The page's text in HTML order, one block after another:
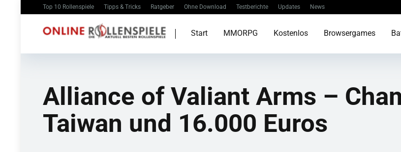
Top 10 Rollenspiele Tipps & Tricks Ratgeber Ohne Download Testberichte Updates News
Start MMORPG Kostenlos Browsergames
Alliance of Valiant Arms –
Taiwan und 16.000 Euros